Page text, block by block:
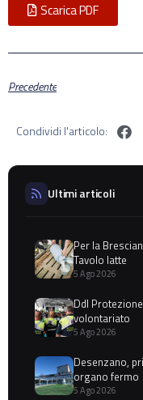
Scarica PDF
Precedente
Condividi l'articolo:
Ultimi articoli
Per la
Tavolo latte
5 Ago 2026
Ddl
volontariato
5 Ago 2026
Desenzano,
organo fermo
5 Ago 2026